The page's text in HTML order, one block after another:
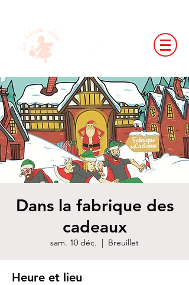
Dans la fabrique des
cadeaux
sam. 10 déc.
  |
Breuillet
Heure et lieu